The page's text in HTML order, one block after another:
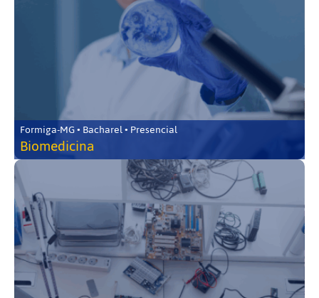
Formiga-MG • Bacharel • Presencial
Biomedicina